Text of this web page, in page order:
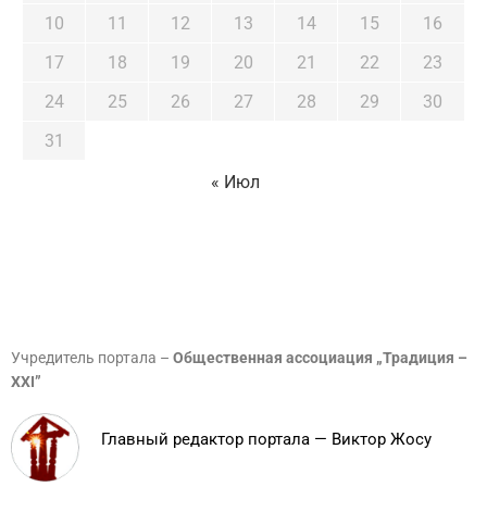
10
11 12 13 14 15
16
17
18 19 20 21 22
23
24
25 26 27 28 29
30
31
« Июл
Учредитель портала – Общественная ассоциация „Традиция –
XXI”
Главный редактор портала — Виктор Жосу